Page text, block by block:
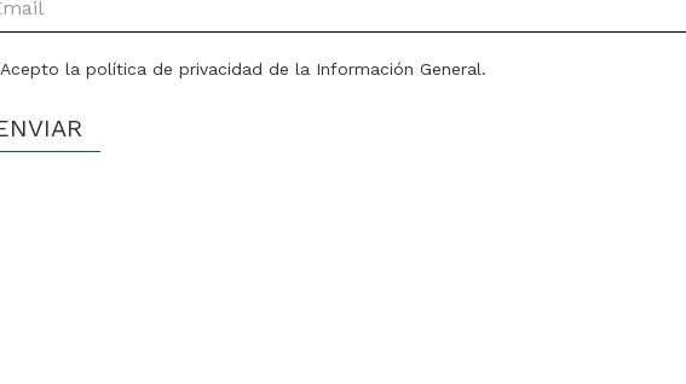
Acepto la política de privacidad de la Información General.